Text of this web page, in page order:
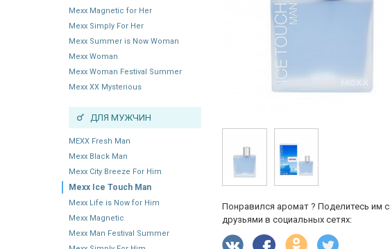
Mexx Magnetic for Her
Mexx Simply For Her
Mexx Summer is Now Woman
Mexx Woman
Mexx Woman Festival Summer
Mexx XX Mysterious
ДЛЯ МУЖЧИН
MEXX Fresh Man
Mexx Black Man
Mexx City Breeze For Him
Mexx Ice Touch Man
Mexx Life is Now for Him
Mexx Magnetic
Mexx Man Festival Summer
Понравился аромат ? Поделитесь им с
друзьями в социальных сетях: